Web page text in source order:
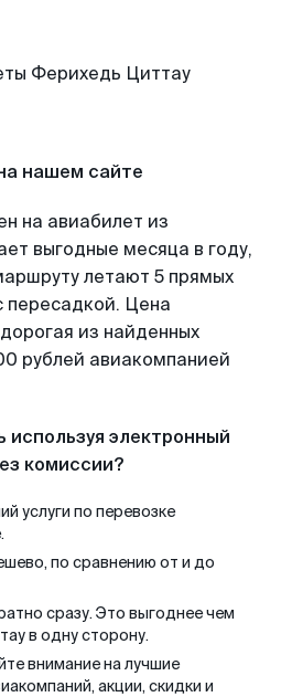
нашем сайте
на авиабилет из
выгодные месяца в году,
летают 5 прямых
пересадкой. Цена
из найденных
рублей авиакомпанией
электронный
комиссии?
услуги по перевозке
по сравнению от и до
сразу. Это выгоднее чем
в одну сторону.
внимание на лучшие
акции, скидки и